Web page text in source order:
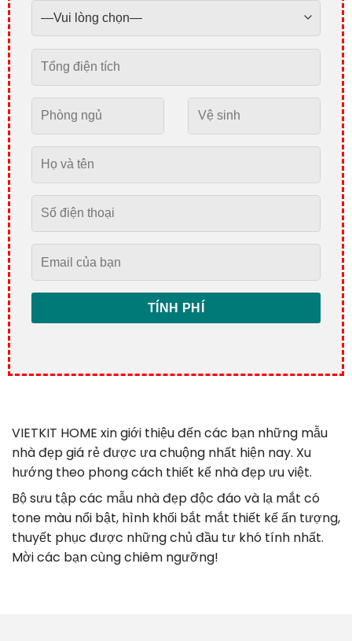
VIETKIT HOME xin giới thiệu đến các bạn những mẫu
nhà đẹp giá rẻ được ưa chuộng nhất hiện nay. Xu
hướng theo phong cách thiết kế nhà đẹp ưu việt.
Bộ sưu tập các mẫu nhà đẹp độc đáo và lạ mắt có
tone màu nổi bật, hình khối bắt mắt thiết kế ấn tượng,
thuyết phục được những chủ đầu tư khó tính nhất.
Mời các bạn cùng chiêm ngưỡng!